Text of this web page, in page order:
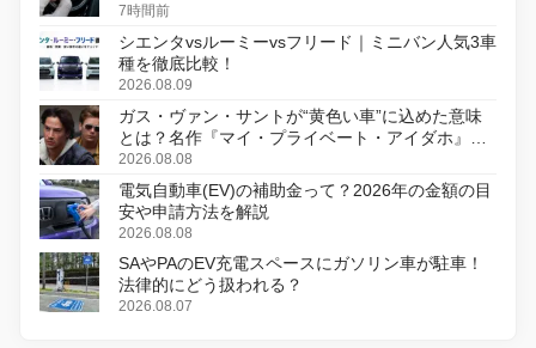
7時間前
シエンタvsルーミーvsフリード｜ミニバン人気3車
種を徹底比較！
2026.08.09
ガス・ヴァン・サントが“黄色い車”に込めた意味
とは？名作『マイ・プライベート・アイダホ』が
初のデジタルリマスター版で復活
2026.08.08
電気自動車(EV)の補助金って？2026年の金額の目
安や申請方法を解説
2026.08.08
SAやPAのEV充電スペースにガソリン車が駐車！
法律的にどう扱われる？
2026.08.07